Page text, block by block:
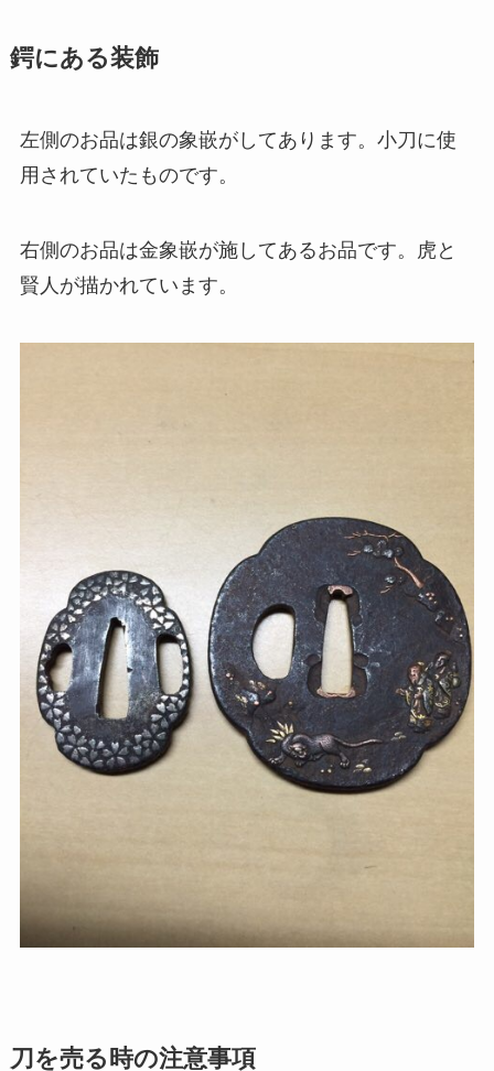
鍔にある装飾
左側のお品は銀の象嵌がしてあります。小刀に使
用されていたものです。
右側のお品は金象嵌が施してあるお品です。虎と
賢人が描かれています。
刀を売る時の注意事項